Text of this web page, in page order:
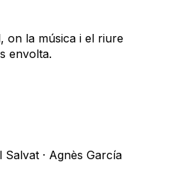
on la música i el riure
envolta.
Salvat · Agnès García